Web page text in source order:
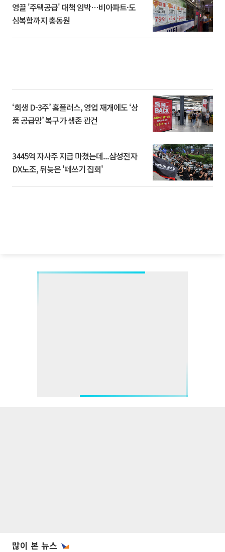
영끌 '주택공급' 대책 임박⋯비아파트·도
심복합까지 총동원
‘회생 D-3주’ 홈플러스, 영업 재개에도 ‘상
품 공급망’ 복구가 생존 관건
3445억 자사주 지급 마쳤는데...삼성전자
DX노조, 뒤늦은 '떼쓰기 집회'
많이 본 뉴스